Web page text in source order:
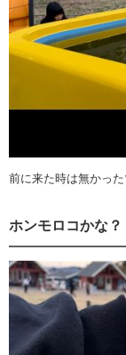
前に来た時は無かっ
ホンモロコかな？